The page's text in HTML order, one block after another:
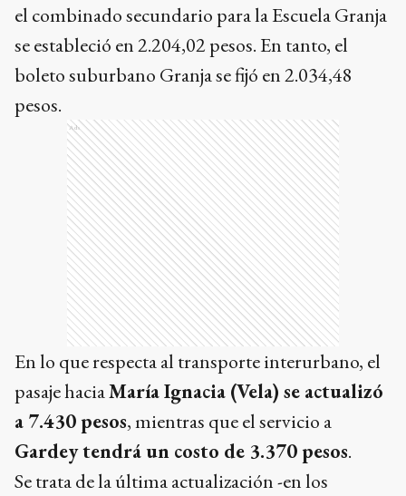
el combinado secundario para la Escuela Granja
se estableció en 2.204,02 pesos. En tanto, el
boleto suburbano Granja se fijó en 2.034,48
pesos.
Ads
En lo que respecta al transporte interurbano, el
pasaje haciaMaría Ignacia (Vela) se actualizó
a 7.430 pesos, mientras que el servicio a
Gardey tendrá un costo de 3.370 pesos.
Se trata de la última actualización -en los